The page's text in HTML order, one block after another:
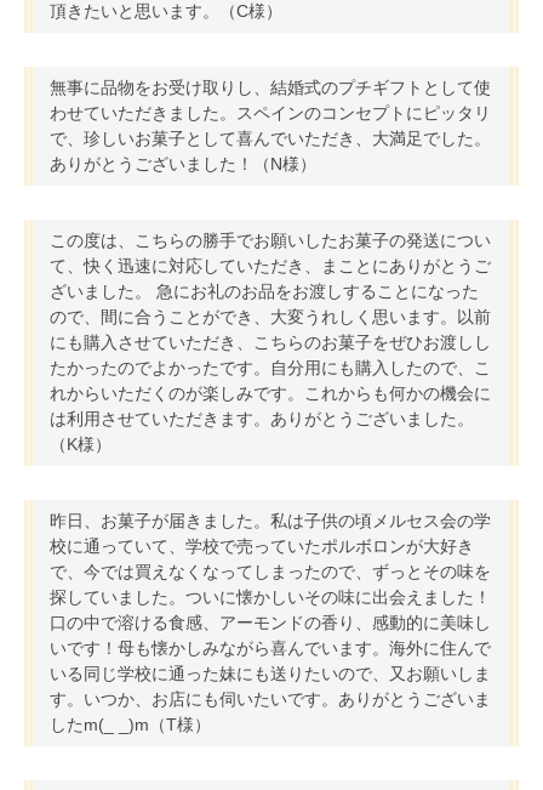
頂きたいと思います。（C様）
無事に品物をお受け取りし、結婚式のプチギフトとして使
わせていただきました。スペインのコンセプトにピッタリ
で、珍しいお菓子として喜んでいただき、大満足でした。
ありがとうございました！（N様）
この度は、こちらの勝手でお願いしたお菓子の発送につい
て、快く迅速に対応していただき、まことにありがとうご
ざいました。 急にお礼のお品をお渡しすることになった
ので、間に合うことができ、大変うれしく思います。以前
にも購入させていただき、こちらのお菓子をぜひお渡しし
たかったのでよかったです。自分用にも購入したので、こ
れからいただくのが楽しみです。これからも何かの機会に
は利用させていただきます。ありがとうございました。
（K様）
昨日、お菓子が届きました。私は子供の頃メルセス会の学
校に通っていて、学校で売っていたポルボロンが大好き
で、今では買えなくなってしまったので、ずっとその味を
探していました。ついに懐かしいその味に出会えました！
口の中で溶ける食感、アーモンドの香り、感動的に美味し
いです！母も懐かしみながら喜んでいます。海外に住んで
いる同じ学校に通った妹にも送りたいので、又お願いしま
す。いつか、お店にも伺いたいです。ありがとうございま
したm(_ _)m（T様）